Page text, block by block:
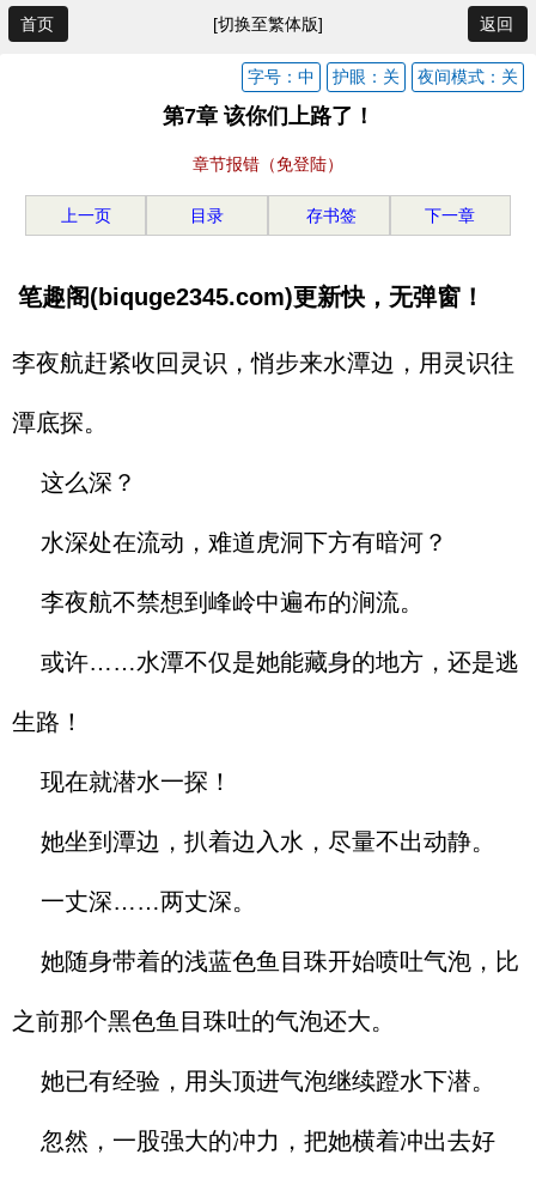
首页 [切换至繁体版] 返回
夜间模式：关
护眼：关
字号：中
第7章 该你们上路了！
章节报错（免登陆）
上一页 目录 存书签 下一章
笔趣阁(biquge2345.com)更新快，无弹窗！
李夜航赶紧收回灵识，悄步来水潭边，用灵识往
潭底探。
这么深？
水深处在流动，难道虎洞下方有暗河？
李夜航不禁想到峰岭中遍布的涧流。
或许……水潭不仅是她能藏身的地方，还是逃
生路！
现在就潜水一探！
她坐到潭边，扒着边入水，尽量不出动静。
一丈深……两丈深。
她随身带着的浅蓝色鱼目珠开始喷吐气泡，比
之前那个黑色鱼目珠吐的气泡还大。
她已有经验，用头顶进气泡继续蹬水下潜。
忽然，一股强大的冲力，把她横着冲出去好